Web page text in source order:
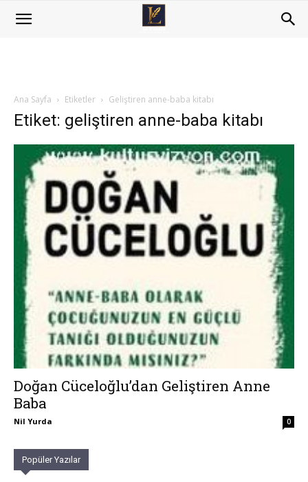
Ana Sayfa Etiketler Geliştiren anne-baba kitabı
Etiket: geliştiren anne-baba kitabı
Doğan Cüceloğlu’dan Geliştiren Anne
Baba
Nil Yurda 0
Popüler Yazılar